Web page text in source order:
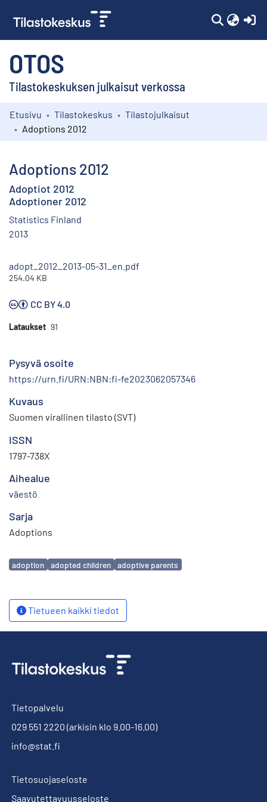
OTOS
Tilastokeskuksen julkaisut verkossa
Kokoelmat
Etusivu Tilastokeskus
Tilastojulkaisut
Adoptions 2012
Adoptions 2012
Adoptiot 2012
Adoptioner 2012
Statistics Finland
2013
adopt_2012_2013-05-31_en.pdf
254.04 KB
CC BY 4.0
Lataukset 91
Pysyvä osoite
https://urn.fi/URN:NBN:fi-fe2023062057346
Kuvaus
Suomen virallinen tilasto (SVT)
ISSN
1797-738X
Aihealue
väestö
Sarja
Adoptions
Avainsanat
adoption adopted children adoptive parents
Tietueen kaikki tiedot
Tietopalvelu
029 551 2220 (arkisin klo 9.00-16.00)
info@stat.fi
Tietosuojaseloste
Saavutettavuusseloste